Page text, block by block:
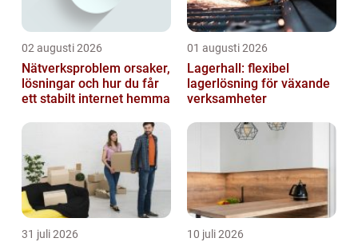
02 augusti 2026
Nätverksproblem orsaker,
lösningar och hur du får
ett stabilt internet hemma
01 augusti 2026
Lagerhall: flexibel
lagerlösning för växande
verksamheter
31 juli 2026 10 juli 2026